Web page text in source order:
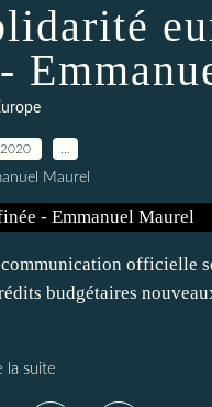
Maurel
officielle
budgétaires
la suite